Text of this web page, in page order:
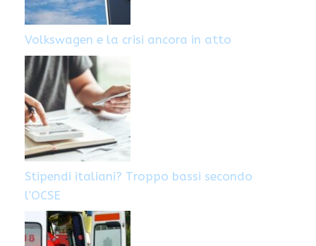
Volkswagen e la crisi ancora in atto
Stipendi italiani? Troppo bassi secondo
l’OCSE